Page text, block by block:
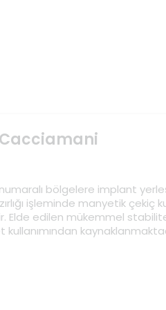
bölgelere implant
işleminde manyetik çekiç
Elde edilen mükemmel